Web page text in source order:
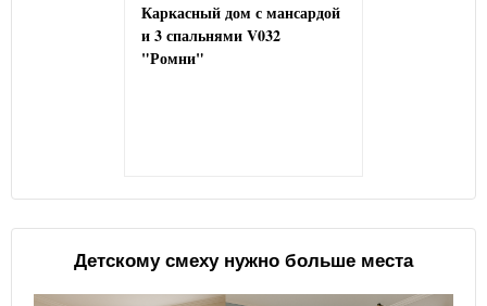
Каркасный дом с мансардой
и 3 спальнями V032
"Ромни"
Детскому смеху нужно больше места